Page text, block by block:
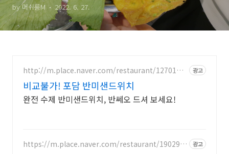
by 머쉬룸M 2022. 6. 27.
http://m.place.naver.com/restaurant/1270117
광고
비교불가! 포담 반미샌드위치
완전 수제 반미샌드위치, 반쎄오 드셔 보세요!
https://m.place.naver.com/restaurant/190297
광고